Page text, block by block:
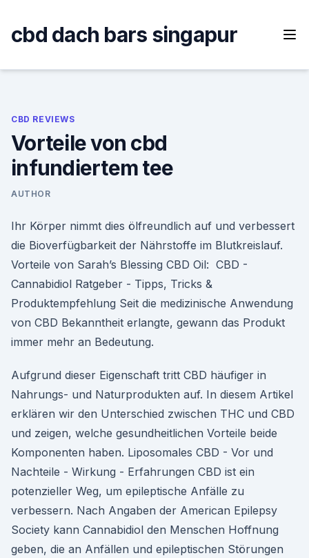
content
cbd dach bars singapur
CBD REVIEWS
Vorteile von cbd
infundiertem tee
AUTHOR
Ihr Körper nimmt dies ölfreundlich auf und verbessert
die Bioverfügbarkeit der Nährstoffe im Blutkreislauf.
Vorteile von Sarah’s Blessing CBD Oil: ️ CBD -
Cannabidiol Ratgeber - Tipps, Tricks &
Produktempfehlung Seit die medizinische Anwendung
von CBD Bekanntheit erlangte, gewann das Produkt
immer mehr an Bedeutung.
Aufgrund dieser Eigenschaft tritt CBD häufiger in
Nahrungs- und Naturprodukten auf. In diesem Artikel
erklären wir den Unterschied zwischen THC und CBD
und zeigen, welche gesundheitlichen Vorteile beide
Komponenten haben. Liposomales CBD - Vor und
Nachteile - Wirkung - Erfahrungen CBD ist ein
potenzieller Weg, um epileptische Anfälle zu
verbessern. Nach Angaben der American Epilepsy
Society kann Cannabidiol den Menschen Hoffnung
geben, die an Anfällen und epileptischen Störungen